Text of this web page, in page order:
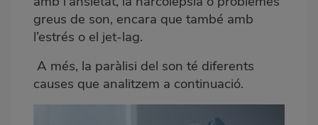
greus de son, encara que també amb
l’estrés o el jet-lag.
A més, la paràlisi del son té diferents
causes que analitzem a continuació.